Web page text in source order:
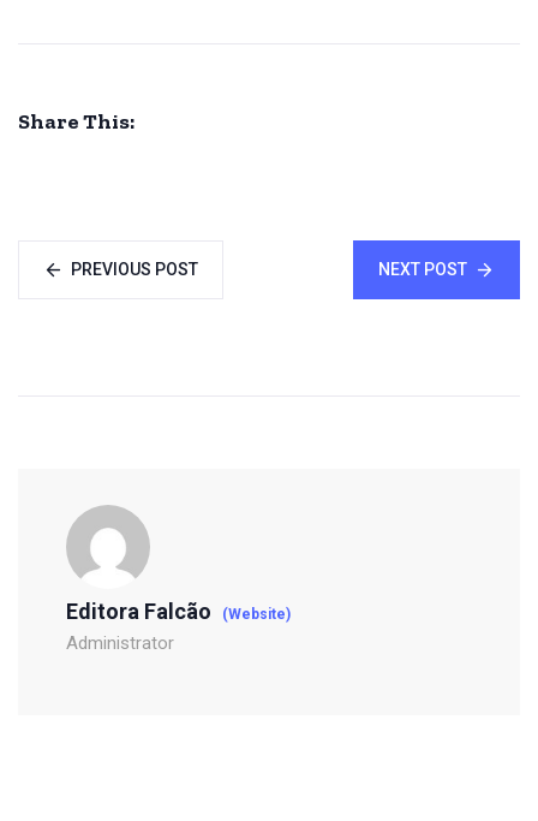
Share This:
PREVIOUS POST NEXT POST
Editora Falcão (Website)
Administrator